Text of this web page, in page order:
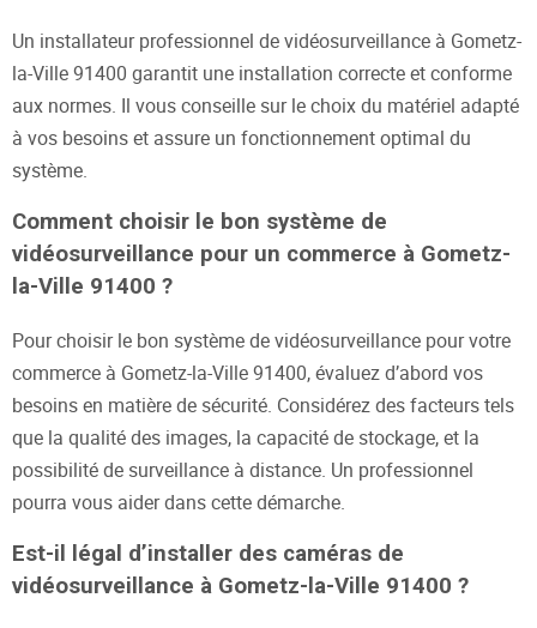
Un installateur professionnel de vidéosurveillance à Gometz-
la-Ville 91400 garantit une installation correcte et conforme
aux normes. Il vous conseille sur le choix du matériel adapté
à vos besoins et assure un fonctionnement optimal du
système.
Comment choisir le bon système de
vidéosurveillance pour un commerce à Gometz-
la-Ville 91400 ?
Pour choisir le bon système de vidéosurveillance pour votre
commerce à Gometz-la-Ville 91400, évaluez d’abord vos
besoins en matière de sécurité. Considérez des facteurs tels
que la qualité des images, la capacité de stockage, et la
possibilité de surveillance à distance. Un professionnel
pourra vous aider dans cette démarche.
Est-il légal d’installer des caméras de
vidéosurveillance à Gometz-la-Ville 91400 ?